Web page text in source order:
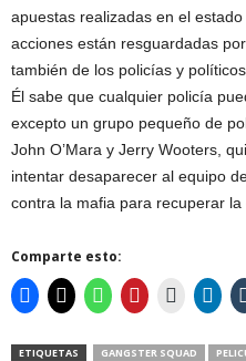
apuestas realizadas en el
acciones están resguardadas
también de los policías y
Él sabe que cualquier policía
excepto un grupo pequeño de
John O’Mara y Jerry Wooters,
intentar desaparecer al equipo
contra la mafia para recuperar la
Comparte esto:
ETIQUETAS GANGSTER SQUAD